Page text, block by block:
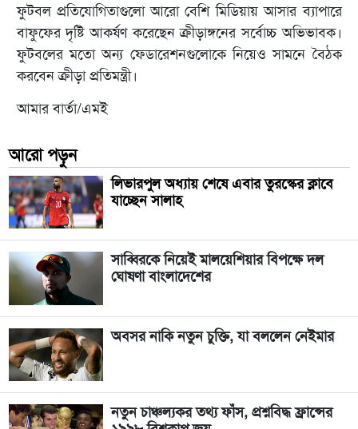
ফুটবল প্রতিযোগিতাগুলো আরো বেশি মিডিয়ায় আসার ব্যাপারে
বাফুফের দৃষ্টি আকর্ষণ করেছেন ক্রীড়াঙ্গনের সর্বোচ্চ অভিভাবক।
ফুটবলের মতো অন্য ফেডারেশনগুলোকে নিয়েও সামনে বৈঠক
করবেন ক্রীড়া প্রতিমন্ত্রী।
আমার বার্তা/এমই
আরো পড়ুন
লিভারপুল অধ্যায় শেষে এবার তুরস্কের ক্লাবে
যাচ্ছেন সালাহ
সাব্বিরকে নিয়েই মালয়েশিয়ার বিপক্ষে দল
ঘোষণা বাংলাদেশের
অবসর নাকি নতুন চুক্তি, যা বললেন নেইমার
নতুন চাঞ্চল্যকর তথ্য ফাঁস, প্রশ্নবিদ্ধ ফ্রান্সের